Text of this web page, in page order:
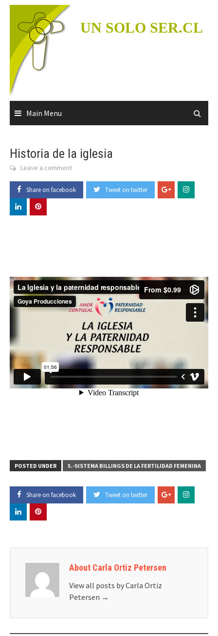
Skip
content
UN SOLO SER.CL
Main Menu
Historia de la iglesia
Leave a comment
Share on facebook Tweet on twitter
POSTED UNDER 5.-SISTEMA BILLINGS DE LA FERTILIDAD FEMENINA
Share on facebook Tweet on twitter
About Carla Ortiz Petersen
View all posts by Carla Ortiz
Petersen →